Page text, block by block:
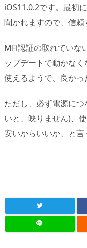
iOS11.0.2です。最初
聞かれますので、信頼
MFi認証の取れていな
ップデートで動かな
使えるようで、良かっ
ただし、必ず電源に
いと、映りません)、
安いからいいか、と言